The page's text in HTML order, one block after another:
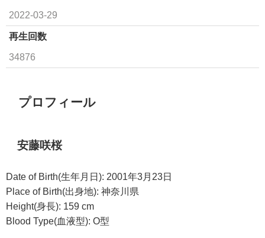
2022-03-29
再生回数
34876
プロフィール
安藤咲桜
Date of Birth(生年月日): 2001年3月23日
Place of Birth(出身地): 神奈川県
Height(身長): 159 cm
Blood Type(血液型): O型